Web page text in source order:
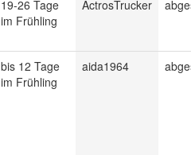
19-26 Tage
im Frühling
ActrosTrucker
bis 12 Tage
im Frühling
aida1964